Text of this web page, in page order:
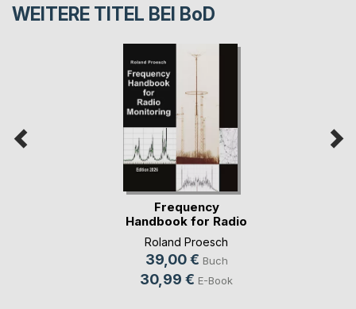
WEITERE TITEL BEI BoD
Frequency
Handbook for Radio
Monit(...)
Roland Proesch
39,00 € Buch
30,99 € E-Book